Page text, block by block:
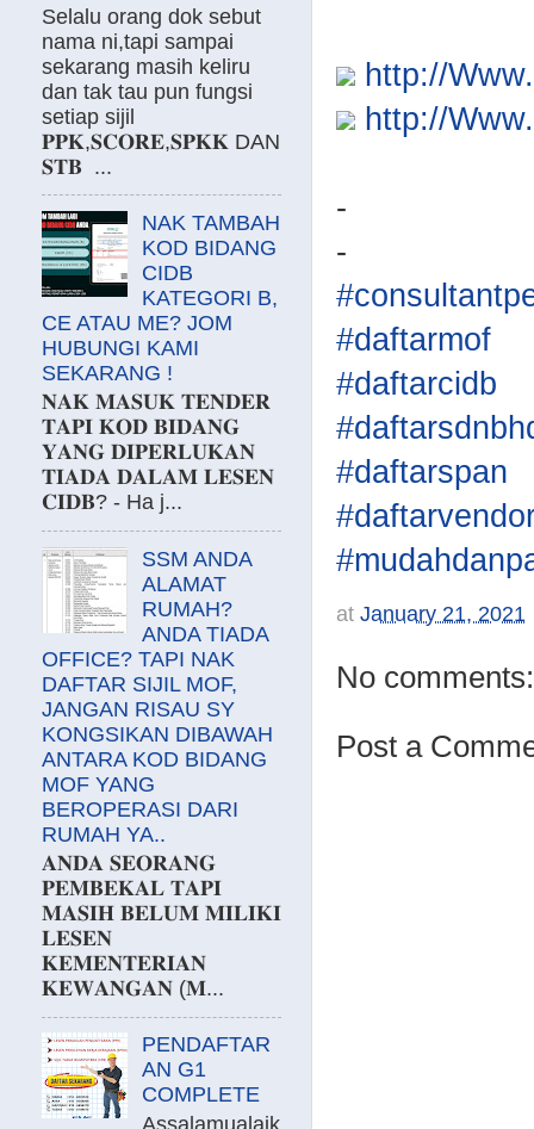
http://
http://
-
-
#daftarmof
#daftarcidb
#daftarspan
at January 21, 2021
No comments:
Post a
Selalu orang dok sebut
nama ni,tapi sampai
sekarang masih keliru
dan tak tau pun fungsi
setiap sijil
𝐏𝐏𝐊,𝐒𝐂𝐎𝐑𝐄,𝐒𝐏𝐊𝐊 DAN
𝐒𝐓𝐁 ...
NAK TAMBAH
KOD BIDANG
CIDB
KATEGORI B,
CE ATAU ME? JOM
HUBUNGI KAMI
SEKARANG !
𝐍𝐀𝐊 𝐌𝐀𝐒𝐔𝐊 𝐓𝐄𝐍𝐃𝐄𝐑
𝐓𝐀𝐏𝐈 𝐊𝐎𝐃 𝐁𝐈𝐃𝐀𝐍𝐆
𝐘𝐀𝐍𝐆 𝐃𝐈𝐏𝐄𝐑𝐋𝐔𝐊𝐀𝐍
𝐓𝐈𝐀𝐃𝐀 𝐃𝐀𝐋𝐀𝐌 𝐋𝐄𝐒𝐄𝐍
𝐂𝐈𝐃𝐁? - Ha j...
SSM ANDA
ALAMAT
RUMAH?
ANDA TIADA
OFFICE? TAPI NAK
DAFTAR SIJIL MOF,
JANGAN RISAU SY
KONGSIKAN DIBAWAH
ANTARA KOD BIDANG
MOF YANG
BEROPERASI DARI
RUMAH YA..
𝐀𝐍𝐃𝐀 𝐒𝐄𝐎𝐑𝐀𝐍𝐆
𝐏𝐄𝐌𝐁𝐄𝐊𝐀𝐋 𝐓𝐀𝐏𝐈
𝐌𝐀𝐒𝐈𝐇 𝐁𝐄𝐋𝐔𝐌 𝐌𝐈𝐋𝐈𝐊𝐈
𝐋𝐄𝐒𝐄𝐍
𝐊𝐄𝐌𝐄𝐍𝐓𝐄𝐑𝐈𝐀𝐍
𝐊𝐄𝐖𝐀𝐍𝐆𝐀𝐍 (𝐌...
PENDAFTAR
AN G1
COMPLETE
Assalamualaik